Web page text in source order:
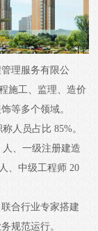
理服务有限公
施工、监理、造价
等多个领域。
人员占比 85%。
、一级注册建造
、中级工程师 20
合行业专家搭建
规范运行。